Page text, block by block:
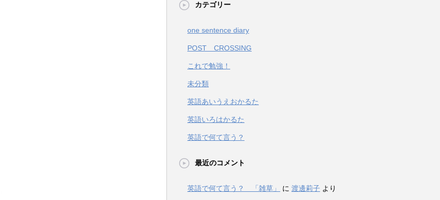
カテゴリー
one sentence diary
POST CROSSING
これで勉強！
未分類
英語あいうえおかるた
英語いろはかるた
英語で何て言う？
最近のコメント
英語で何て言う？ 「雑草」 に 渡邊莉子 より